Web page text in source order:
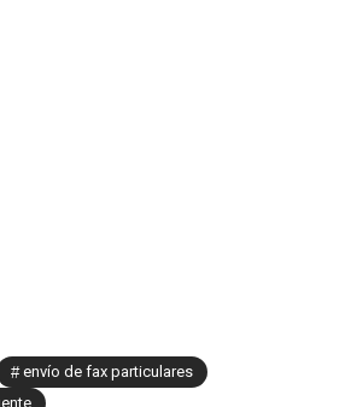
envío de fax particulares